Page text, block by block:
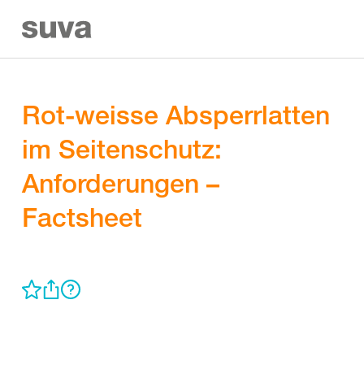
Rot-weisse Absperrlatten
im Seitenschutz:
Anforderungen –
Factsheet